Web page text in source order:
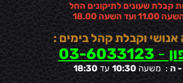
קבלת שעונים לתיקונים החל
ועד השעה 18.00
וקבלת קהל בימים :
-
03-6033123
- ה : משעה 10:30 עד18:30